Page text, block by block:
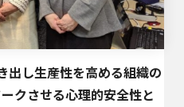
し生産性を高める組織の
クさせる心理的安全性と